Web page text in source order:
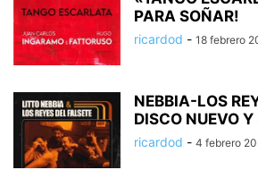
PARA SOÑAR!
ricardod - 18 febrero
NEBBIA-LOS
DISCO NUEVO
ricardod - 4 febrero